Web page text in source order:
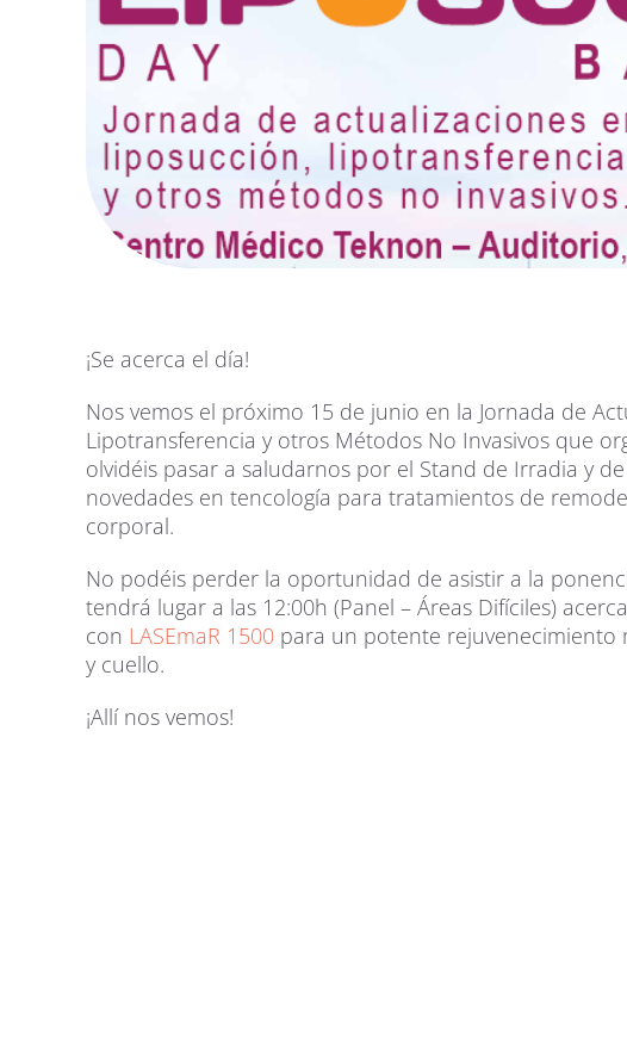
¡Se acerca el día!
Nos vemos el próximo 15 de junio en la Jornada de
Lipotransferencia y otros Métodos No Invasivos que
olvidéis pasar a saludarnos por el Stand de Irradia y
novedades en tencología para tratamientos de
corporal.
No podéis perder la oportunidad de asistir a la
tendrá lugar a las 12:00h (Panel – Áreas Difíciles)
con LASEmaR 1500 para un potente rejuvenecimiento
y cuello.
¡Allí nos vemos!